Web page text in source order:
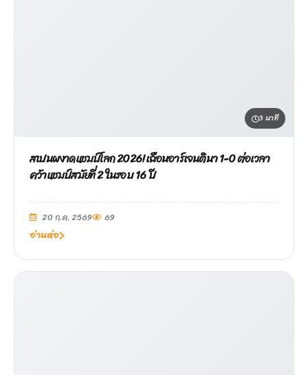
3 นาที
สเปนผงาดแชมป์โลก 2026! เฉือนอาร์เจนตินา 1-0 ต่อเวลา
คว้าแชมป์สมัยที่ 2 ในรอบ 16 ปี
20 ก.ค. 2569 69
อ่านต่อ